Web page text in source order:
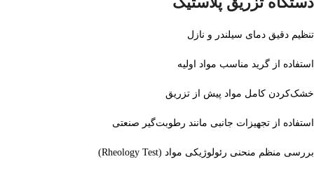
تنظیم دقیق دمای سیلندر و نازل
استفاده از گرید مناسب مواد اولیه
خشک‌کردن کامل مواد پیش از تزریق
استفاده از تجهیزات جانبی مانند رطوبت‌گیر صنعتی
بررسی منظم منحنی رئولوژیکی مواد (Rheology Test)